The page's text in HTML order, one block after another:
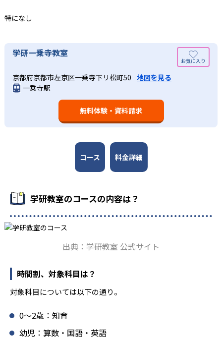
している。
週2回の教室学習と毎日の家庭学習
学研教室では、週2回の教室学習と毎日の家庭学習（宿題学
習）の相乗効果を活かす形で生徒の学力向上を進める。週2
回の教室学習において指導者は、生徒の様子を観察しなが
ら学習指導と学習管理を実施。教室学習日以外の日のため
に自宅学習用の教材も提供し、学習の習慣化と学力の定着
を図っている。進度が早い子供は先取り学習も可能だ。
語の基礎力を上げたい人に向いている。
学研教室では、小学生については、1回の学習時間を30～
50分程度と設定している。この時間設定は、子どもが集中
して学習できる時間が通常「学年×10分±10分」と考えら
れていることに由来するものだ。この限界を超えて勉強し
ても学習の効果は上がらないと学研教室は考え、単なる長
時間学習よりくり返し学習の効果を重視している。そのた
め、長時間の勉強が苦手な人に向いている。
どんなメリットがある？
学研教室が持つ最大のメリットは、学研の教材開発ノウハ
ウを結集して制作した学習教材を使用している点だ。この
教材は、学習指導要領の内容を全てカバーしており、学校
の勉強がよくわかるというもの。基礎から応用まで、少し
ずつステップアップしながら身につけることができ、基礎
固めから先取り学習まで対応している。算数と国語を重視
も対応。中学校英語の準備や高校入試向けの英語力育成に
学研教室の先生は、研修会や勉強会で日々指導スキルを研
きる力を」という理念のもとで生徒一人ひとりに向き合っ
ており、生徒それぞれの「できるところ」「良いところ」
を見つけて褒めるところから学習をスタートする。この指
導により生徒の「やる気」を引き出し、無理のない学習と
報にも精通しており、学習相談や教育相談、保護者とのコ
学研教室では、楽しく生き生きと学ぶことも重視してい
る。人と人との触れ合いの中で学びを深めることにより、
知・情・意のバランスのとれた生徒の育成を推進。「教室
面の指導も実施し、全人的な教育に取り組んでいる点も、
メリットと言えるだろう。
特になし
学研一乗寺教室
京都府京都市左京区一乗寺下リ松町50 地図を見る
一乗寺駅
無料体験・資料請求
コース 料金詳細
学研教室のコースの内容は？
出典：学研教室 公式サイト
時間割、対象科目は？
対象科目については以下の通り。
0〜2歳：知育
幼児：算数・国語・英語